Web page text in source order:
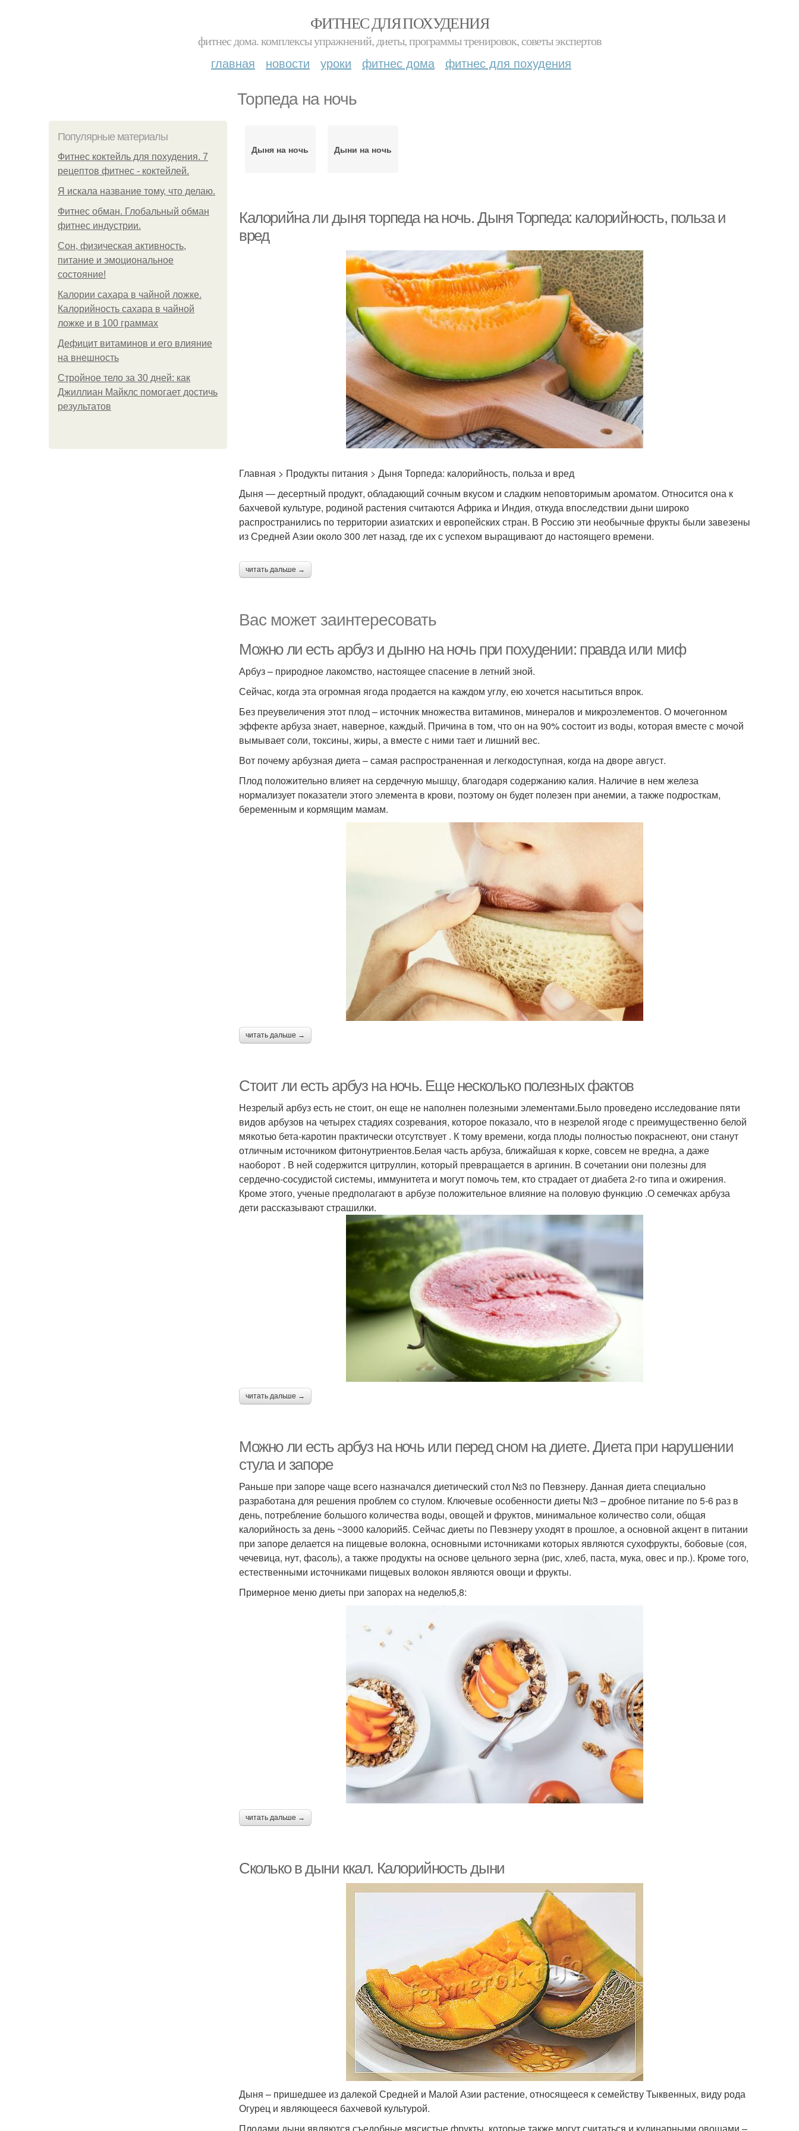
ФИТНЕС ДЛЯ ПОХУДЕНИЯ
фитнес дома. комплексы упражнений, диеты, программы тренировок, советы экспертов
главная новости уроки фитнес дома фитнес для похудения
Торпеда на ночь
Популярные материалы
Фитнес коктейль для похудения. 7
рецептов фитнес - коктейлей.
Я искала название тому, что делаю.
Фитнес обман. Глобальный обман
фитнес индустрии.
Сон, физическая активность,
питание и эмоциональное
состояние!
Калории сахара в чайной ложке.
Калорийность сахара в чайной
ложке и в 100 граммах
Дефицит витаминов и его влияние
на внешность
Стройное тело за 30 дней: как
Джиллиан Майклс помогает достичь
результатов
Дыня на ночь Дыни на ночь
Калорийна ли дыня торпеда на ночь. Дыня Торпеда: калорийность, польза и
вред
Главная > Продукты питания > Дыня Торпеда: калорийность, польза и вред
Дыня — десертный продукт, обладающий сочным вкусом и сладким неповторимым ароматом. Относится она к
бахчевой культуре, родиной растения считаются Африка и Индия, откуда впоследствии дыни широко
распространились по территории азиатских и европейских стран. В Россию эти необычные фрукты были завезены
из Средней Азии около 300 лет назад, где их с успехом выращивают до настоящего времени.
читать дальше →
Вас может заинтересовать
Можно ли есть арбуз и дыню на ночь при похудении: правда или миф
Арбуз – природное лакомство, настоящее спасение в летний зной.
Сейчас, когда эта огромная ягода продается на каждом углу, ею хочется насытиться впрок.
Без преувеличения этот плод – источник множества витаминов, минералов и микроэлементов. О мочегонном
эффекте арбуза знает, наверное, каждый. Причина в том, что он на 90% состоит из воды, которая вместе с мочой
вымывает соли, токсины, жиры, а вместе с ними тает и лишний вес.
Вот почему арбузная диета – самая распространенная и легкодоступная, когда на дворе август.
Плод положительно влияет на сердечную мышцу, благодаря содержанию калия. Наличие в нем железа
нормализует показатели этого элемента в крови, поэтому он будет полезен при анемии, а также подросткам,
беременным и кормящим мамам.
читать дальше →
Стоит ли есть арбуз на ночь. Еще несколько полезных фактов
Незрелый арбуз есть не стоит, он еще не наполнен полезными элементами.Было проведено исследование пяти
видов арбузов на четырех стадиях созревания, которое показало, что в незрелой ягоде с преимущественно белой
мякотью бета-каротин практически отсутствует . К тому времени, когда плоды полностью покраснеют, они станут
отличным источником фитонутриентов.Белая часть арбуза, ближайшая к корке, совсем не вредна, а даже
наоборот . В ней содержится цитруллин, который превращается в аргинин. В сочетании они полезны для
сердечно-сосудистой системы, иммунитета и могут помочь тем, кто страдает от диабета 2-го типа и ожирения.
Кроме этого, ученые предполагают в арбузе положительное влияние на половую функцию .О семечках арбуза
дети рассказывают страшилки.
читать дальше →
Можно ли есть арбуз на ночь или перед сном на диете. Диета при нарушении
стула и запоре
Раньше при запоре чаще всего назначался диетический стол №3 по Певзнеру. Данная диета специально
разработана для решения проблем со стулом. Ключевые особенности диеты №3 – дробное питание по 5-6 раз в
день, потребление большого количества воды, овощей и фруктов, минимальное количество соли, общая
калорийность за день ~3000 калорий5. Сейчас диеты по Певзнеру уходят в прошлое, а основной акцент в питании
при запоре делается на пищевые волокна, основными источниками которых являются сухофрукты, бобовые (соя,
чечевица, нут, фасоль), а также продукты на основе цельного зерна (рис, хлеб, паста, мука, овес и пр.). Кроме того,
естественными источниками пищевых волокон являются овощи и фрукты.
Примерное меню диеты при запорах на неделю5,8:
читать дальше →
Сколько в дыни ккал. Калорийность дыни
Дыня – пришедшее из далекой Средней и Малой Азии растение, относящееся к семейству Тыквенных, виду рода
Огурец и являющееся бахчевой культурой.